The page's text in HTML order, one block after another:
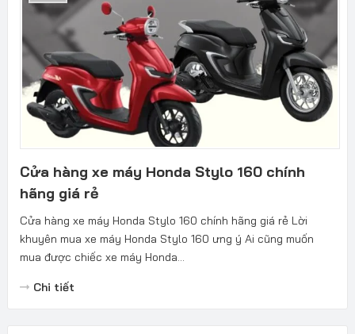
Cửa hàng xe máy Honda Stylo 160 chính
hãng giá rẻ
Cửa hàng xe máy Honda Stylo 160 chính hãng giá rẻ Lời
khuyên mua xe máy Honda Stylo 160 ưng ý Ai cũng muốn
mua được chiếc xe máy Honda...
Chi tiết